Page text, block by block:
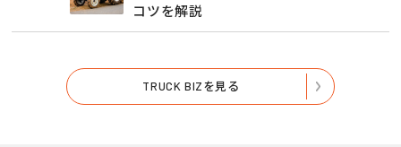
コツを解説
TRUCK BIZを見る